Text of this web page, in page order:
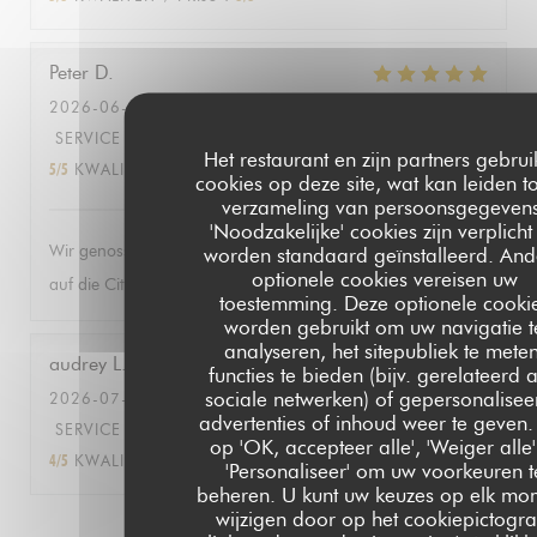
Het restaurant en zijn partners
cookies op deze site, wat kan leiden
verzameling van
'Noodzakelijke' cookies zijn verplicht
worden standaard geïnstalleerd.
optionele cookies vereisen uw
toestemming. Deze optionele
worden gebruikt om uw navigatie
analyseren, het sitepubliek te
functies te bieden (bijv. gerelateerd
sociale netwerken) of
advertenties of inhoud weer te geven.
op 'OK, accepteer alle', 'Weiger
'Personaliseer' om uw voorkeuren
beheren. U kunt uw keuzes op elk
wijzigen door op het
Peter D
2026-06-27
SERVICE
5/5 KWALITEIT / PRIJS: 5/5
Wir genossen die herrlich entspannte Atmosphäre mit Blick
auf die City und das Menü gleichermassen!
audrey L
2026-07-09
- 18:30 - GASTEN 15
SERVICE
ATMOSFEER: 5/5 KEUKEN:
4/5 KWALITEIT / PRIJS : 4 /5